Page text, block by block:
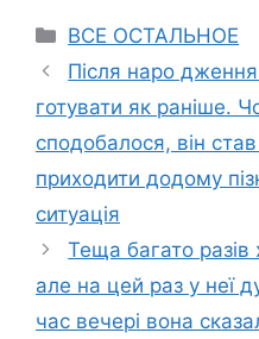
Categories
ВСЕ ОСТАЛЬНОЕ
Після наро
готувати як раніше.
сподобалося, він
приходити додому
ситуація
Теща багато разів
але на цей раз у неї
час вечері вона